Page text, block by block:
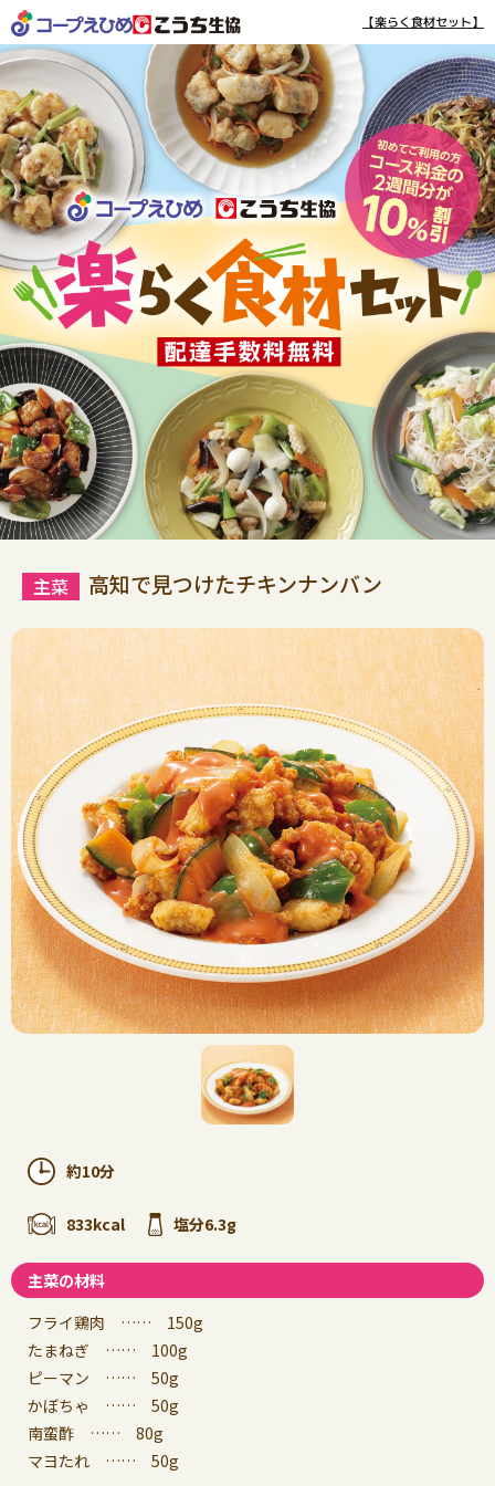
【楽らく食材セット】
高知で見つけたチキンナンバン
約10分
833kcal 塩分6.3g
主菜の材料
フライ鶏肉 …… 150g
たまねぎ …… 100g
ピーマン …… 50g
かぼちゃ …… 50g
南蛮酢 …… 80g
マヨたれ …… 50g